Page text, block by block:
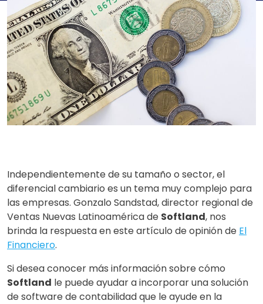
Independientemente de su tamaño o sector, el
diferencial cambiario es un tema muy complejo para
las empresas. Gonzalo Sandstad, director regional de
Ventas Nuevas Latinoamérica de Softland, nos
brinda la respuesta en este artículo de opinión de El
Financiero.
Si desea conocer más información sobre cómo
Softland le puede ayudar a incorporar una solución
de software de contabilidad que le ayude en la